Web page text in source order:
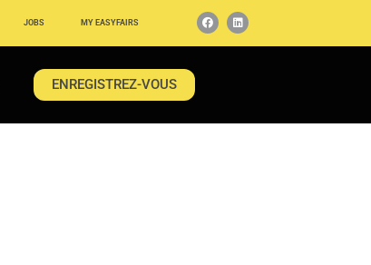
JOBS MY EASYFAIRS
ENREGISTREZ-VOUS